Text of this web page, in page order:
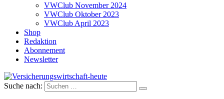
VWClub November 2024
VWClub Oktober 2023
VWClub April 2023
Shop
Redaktion
Abonnement
Newsletter
Versicherungswirtschaft-heute
Suche nach: